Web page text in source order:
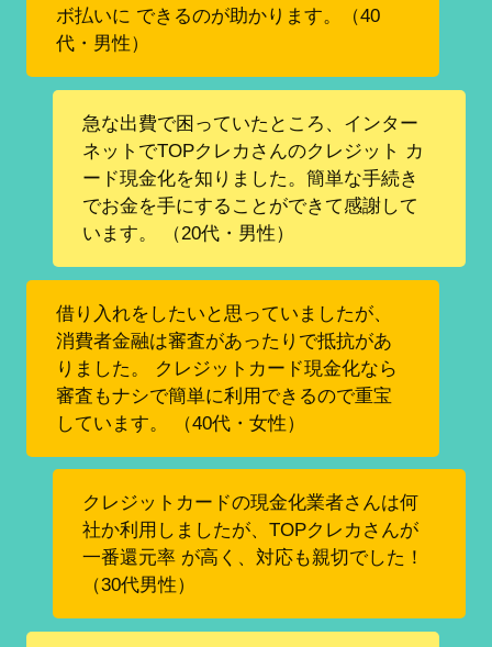
ボ払いに できるのが助かります。（40
代・男性）
急な出費で困っていたところ、インター
ネットでTOPクレカさんのクレジット カ
ード現金化を知りました。簡単な手続き
でお金を手にすることができて感謝して
います。 （20代・男性）
借り入れをしたいと思っていましたが、
消費者金融は審査があったりで抵抗があ
りました。 クレジットカード現金化なら
審査もナシで簡単に利用できるので重宝
しています。 （40代・女性）
クレジットカードの現金化業者さんは何
社か利用しましたが、TOPクレカさんが
一番還元率 が高く、対応も親切でした！
（30代男性）